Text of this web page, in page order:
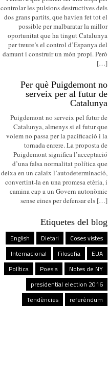
controlar les pulsions destructives dels
dos grans partits, que havien fet tot el
possible per malbaratar la millor
oportunitat que ha tingut Catalunya
per treure’s el control d’Espanya del
damunt i construir un món propi. Però
[…]
Per què Puigdemont no
serveix per al futur de
Catalunya
Puigdemont no serveix pel futur de
Catalunya, almenys si el futur que
volem no passa per la pacificació i la
tornada enrere. La proposta de
Puigdemont significa l’acceptació
d’una falsa normalitat política que
deixa en un calaix l’autodeterminació,
convertint-la en una promesa etèria, i
camina cap a un Govern autonòmic
sense eines per defensar els […]
Etiquetes del blog
Coses vistes
Dietari
English
EUA
Filosofia
Internacional
Notes de NY
Poesia
Política
presidential election 2016
referèndum
Tendències